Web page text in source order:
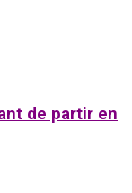
de partir en